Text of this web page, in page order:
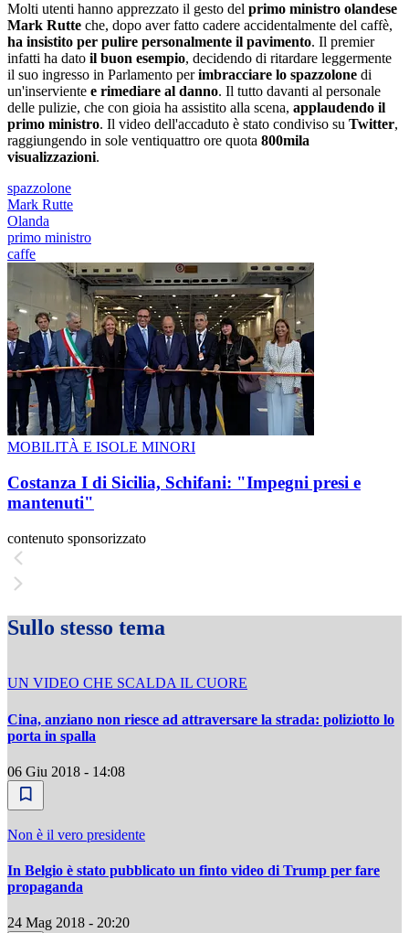
Molti utenti hanno apprezzato il gesto del primo ministro olandese
Mark Rutte che, dopo aver fatto cadere accidentalmente del caffè,
ha insistito per pulire personalmente il pavimento. Il premier
infatti ha dato il buon esempio, decidendo di ritardare leggermente
il suo ingresso in Parlamento perimbracciare lo spazzolone di
un'inserviente e rimediare al danno. Il tutto davanti al personale
delle pulizie, che con gioia ha assistito alla scena, applaudendo il
primo ministro. Il video dell'accaduto è stato condiviso su Twitter,
raggiungendo in sole ventiquattro ore quota 800mila
visualizzazioni.
spazzolone
Mark Rutte
Olanda
primo ministro
caffe
MOBILITÀ E ISOLE MINORI
Costanza I di Sicilia, Schifani: "Impegni presi e
mantenuti"
contenuto sponsorizzato
Sullo stesso tema
UN VIDEO CHE SCALDA IL CUORE
Cina, anziano non riesce ad attraversare la strada: poliziotto lo
porta in spalla
06 Giu 2018 - 14:08
Non è il vero presidente
In Belgio è stato pubblicato un finto video di Trump per fare
propaganda
24 Mag 2018 - 20:20